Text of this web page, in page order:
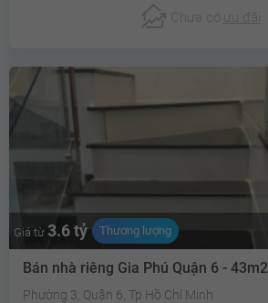
Chưa có ưu đãi
Giá từ 3.6 tỷ Thương lượng
Bán nhà riêng Gia Phú Quận 6 - 43m2
Phường 3, Quận 6, Tp Hồ Chí Minh